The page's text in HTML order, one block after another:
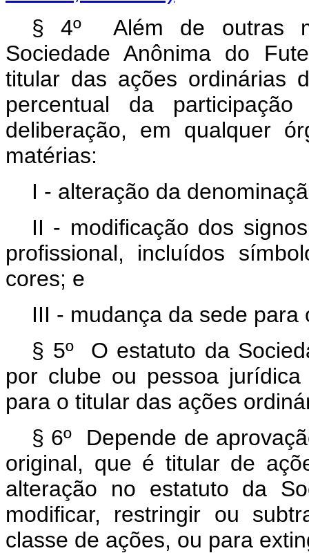
§ 4º Além de outras
Sociedade Anônima do
titular das ações ordinárias
percentual da
deliberação, em qualquer
matérias:
I - alteração da
II - modificação dos
profissional, incluídos
cores; e
III - mudança da sede para
§ 5º O estatuto da
por clube ou pessoa
para o titular das ações
§ 6º Depende de
original, que é titular de
alteração no estatuto da
modificar, restringir ou
classe de ações, ou para